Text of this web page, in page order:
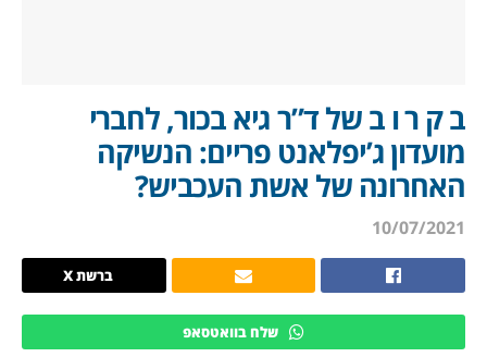
ב ק ר ו ב של ד”ר גיא בכור, לחברי
מועדון ג’יפלאנט פריים: הנשיקה
האחרונה של אשת העכביש?
10/07/2021
ברשת X
שלח בוואטסאפ